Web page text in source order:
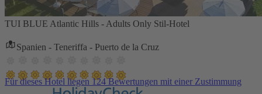
TUI BLUE Atlantic Hills - Adults Only Stil-Hotel
Spanien - Teneriffa - Puerto de la Cruz
Für dieses Hotel liegen 124 Bewertungen mit einer Zustimmung